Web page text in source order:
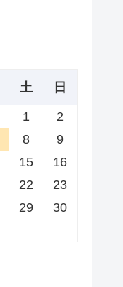
土 日
1
2
8
9
15
16
22
23
29
30